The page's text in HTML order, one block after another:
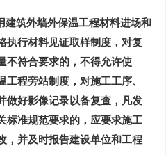
建筑外墙外保温工程材料进场和
执行材料见证取样制度，对复
不符合要求的，不得允许使
工程旁站制度，对施工工序、
做好影像记录以备复查，凡发
标准规范要求的，应要求施工
，并及时报告建设单位和工程